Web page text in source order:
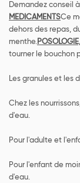
Demandez conseil
MEDICAMENTSCe
dehors des repas,
menthe.
tourner le bouchon
Les granules et les
Chez les
d'eau.
Pour l'adulte et
Pour l'enfant de
d'eau.